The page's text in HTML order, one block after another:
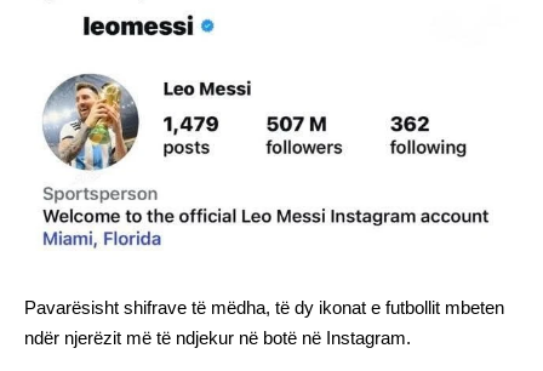
Pavarësisht shifrave të mëdha, të dy ikonat e futbollit mbeten
ndër njerëzit më të ndjekur në botë në Instagram.